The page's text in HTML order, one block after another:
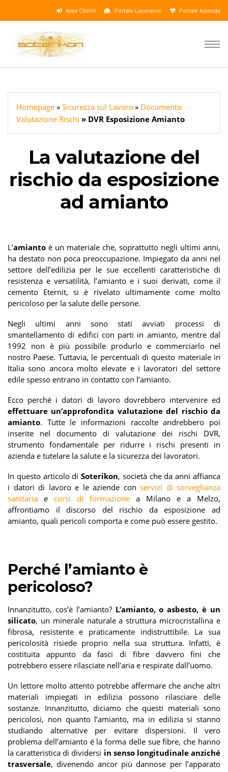
Area Clienti Portale Lavoratori Portale Aziende
Homepage Sicurezza sul Lavoro
Documento
Valutazione Rischi
DVR Esposizione Amianto
La valutazione del
rischio da esposizione
ad amianto
L’amianto è un materiale che, soprattutto negli ultimi anni,
ha destato non poca preoccupazione. Impiegato da anni nel
settore dell’edilizia per le sue eccellenti caratteristiche di
resistenza e versatilità, l’amianto e i suoi derivati, come il
cemento Eternit, si è rivelato ultimamente come molto
pericoloso per la salute delle persone.
Negli ultimi anni sono stati avviati processi di
smantellamento di edifici con parti in amianto, mentre dal
1992 non è più possibile produrlo e commerciarlo nel
nostro Paese. Tuttavia, le percentuali di questo materiale in
Italia sono ancora molto elevate e i lavoratori del settore
edile spesso entrano in contatto con l’amianto.
Ecco perché i datori di lavoro dovrebbero intervenire ed
effettuare un’approfondita valutazione del rischio da
amianto. Tutte le informazioni raccolte andrebbero poi
inserite nel documento di valutazione dei rischi DVR,
strumento fondamentale per ridurre i rischi presenti in
azienda e tutelare la salute e la sicurezza dei lavoratori.
In questo articolo diSoterikon, società che da anni affianca
i datori di lavoro e le aziende con servizi di sorveglianza
sanitaria e corsi di formazione a Milano e a Melzo,
affrontiamo il discorso del rischio da esposizione ad
amianto, quali pericoli comporta e come può essere gestito.
Perché l’amianto è
pericoloso?
Innanzitutto, cos’è l’amianto? L’amianto, o asbesto, è un
silicato, un minerale naturale a struttura microcristallina e
fibrosa, resistente e praticamente indistruttibile. La sua
pericolosità risiede proprio nella sua struttura. Infatti, è
costituita appunto da fasci di fibre davvero fini che
potrebbero essere rilasciate nell’aria e respirate dall’uomo.
Un lettore molto attento potrebbe affermare che anche altri
materiali impiegati in edilizia possono rilasciare delle
sostanze. Innanzitutto, diciamo che questi materiali sono
pericolosi, non quanto l’amianto, ma in edilizia si stanno
studiando alternative per evitare dispersioni. Il vero
problema dell’amianto è la forma delle sue fibre, che hanno
la caratteristica di dividersi in senso longitudinale anziché
trasversale, divenendo ancor più dannose per l’apparato